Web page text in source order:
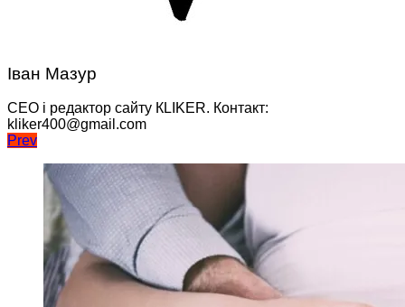
Іван Мазур
CEO і редактор сайту КLIKER. Контакт:
kliker400@gmail.com
Навігація
записів
Prev